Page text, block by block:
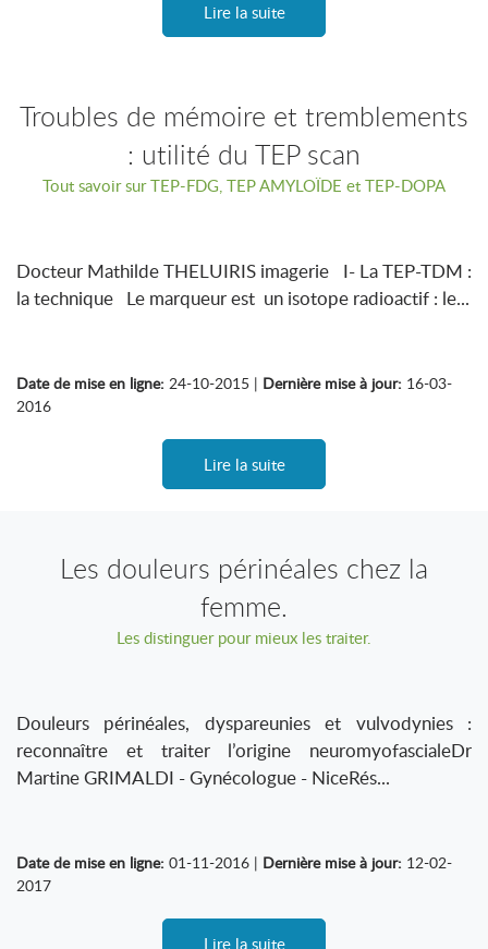
Lire la suite
Troubles de mémoire et tremblements
: utilité du TEP scan
Tout savoir sur TEP-FDG, TEP AMYLOÏDE et TEP-DOPA
Docteur Mathilde THELUIRIS imagerie I- La TEP-TDM :
la technique Le marqueur est un isotope radioactif : le...
Date de mise en ligne: 24-10-2015 | Dernière mise à jour: 16-03-
2016
Lire la suite
Les douleurs périnéales chez la
femme.
Les distinguer pour mieux les traiter.
Douleurs périnéales, dyspareunies et vulvodynies :
reconnaître et traiter l’origine neuromyofascialeDr
Martine GRIMALDI - Gynécologue - NiceRés...
Date de mise en ligne: 01-11-2016 | Dernière mise à jour: 12-02-
2017
Lire la suite